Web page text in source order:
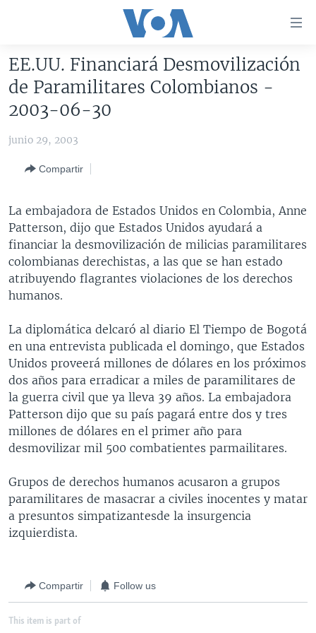
accesibilidad
Salte
contenido
Salte
Salte
búsqueda
AMÉRICA DEL NORTE
ELECCIONES EEUU 2024
VOA VERIFICA INMIGRACIÓN
ARGENTINA
COLOMBIA
CHILE
PERÚ
ECUADOR
VENEZUELA
BRASIL
CHINA EN AMÉRICA LATINA
COSTA RICA
EL SALVADOR
GUATEMALA
HONDURAS
NICARAGUA
OTRAS SECCIONES
INMIGRACIÓN
LIBERTAD DE PRENSA
MUNDO
ECONOMÍA
ENTRETENIMIENTO Y CULTURA
TECNOLOGÍA
DEPORTES
CIENCIA Y SALUD
ESPECIALES DE LA VOA
LIBERTAD DE PRENSA
UCRANIA
MULTIMEDIA
VIDEOS
FOTOGRAFÍA
AUDIOS
PROGRAMAS TV
EL MUNDO AL DÍA
FORO INTERAMERICANO
VISIÓN 360
LAS CLAVES
PANORAMA
RADIO
AVANCE INFORMATIVO
AUDIONOTICIAS
BUENOS DÍAS AMÉRICA
ESTADOS UNIDOS AL DÍA
EL MUNDO AL DÍA [RADIO]
FORO [RADIO]
NOTA ECONÓMICA
DIRECT
DOCUMENTALES DE LA VOA
SÍGANOS
EE.UU. Financiará Desmovilización
de Paramilitares Colombianos -
2003-06-30
junio 29, 2003
Compartir
La embajadora de Estados Unidos en Colombia, Anne
Patterson, dijo que Estados Unidos ayudará a
financiar la desmovilización de milicias paramilitares
colombianas derechistas, a las que se han estado
atribuyendo flagrantes violaciones de los derechos
humanos.
La diplomática delcaró al diario El Tiempo de Bogotá
en una entrevista publicada el domingo, que Estados
Unidos proveerá millones de dólares en los próximos
dos años para erradicar a miles de paramilitares de
la guerra civil que ya lleva 39 años. La embajadora
Patterson dijo que su país pagará entre dos y tres
millones de dólares en el primer año para
desmovilizar mil 500 combatientes parmailitares.
Grupos de derechos humanos acusaron a grupos
paramilitares de masacrar a civiles inocentes y matar
a presuntos simpatizantesde la insurgencia
izquierdista.
Compartir Follow us
This item is part of